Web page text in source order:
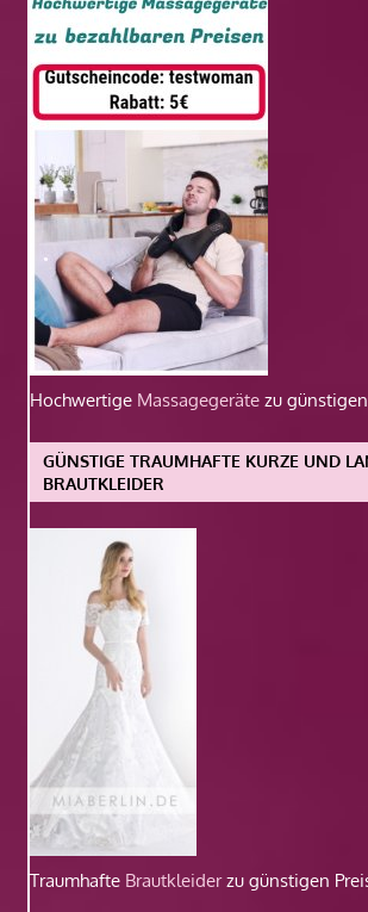
Hochwertige Massagegeräte zu
GÜNSTIGE TRAUMHAFTE KURZE UND
BRAUTKLEIDER
Traumhafte Brautkleiderzu günstigen